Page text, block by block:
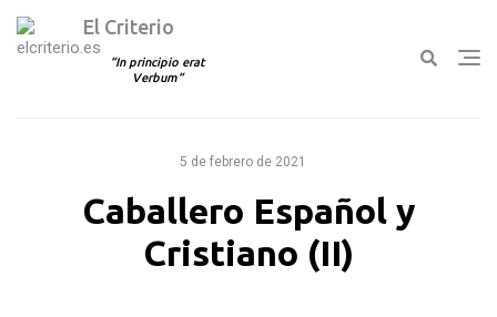
El Criterio
In principio erat
Verbum
5 de febrero de 2021
Caballero Español y
Cristiano (II)